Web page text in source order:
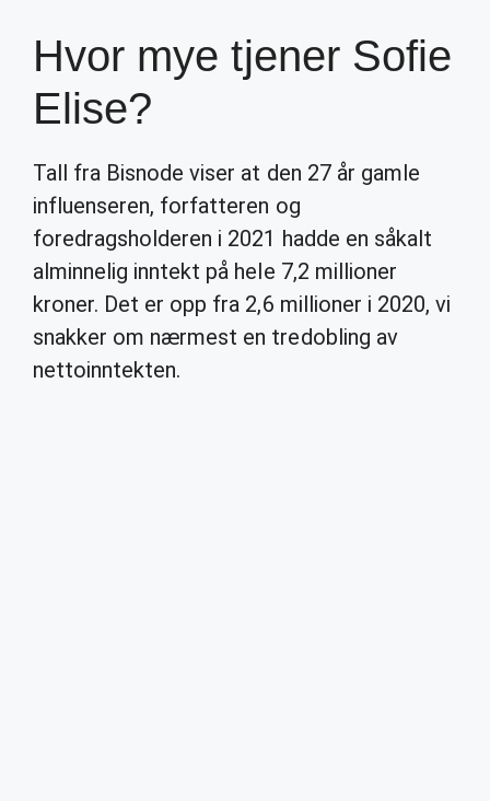
Hvor mye tjener Sofie
Elise?
Tall fra Bisnode viser at den 27 år gamle
influenseren, forfatteren og
foredragsholderen i 2021 hadde en såkalt
alminnelig inntekt på hele 7,2 millioner
kroner. Det er opp fra 2,6 millioner i 2020, vi
snakker om nærmest en tredobling av
nettoinntekten.